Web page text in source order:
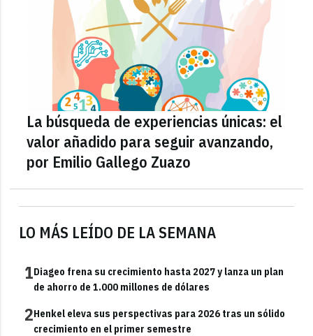
LO MÁS LEÍDO DE LA SEMANA
1Diageo frena su crecimiento hasta 2027 y lanza un plan
de ahorro de 1.000 millones de dólares
2Henkel eleva sus perspectivas para 2026 tras un sólido
crecimiento en el primer semestre
La búsqueda de experiencias únicas: el
valor añadido para seguir avanzando,
por Emilio Gallego Zuazo